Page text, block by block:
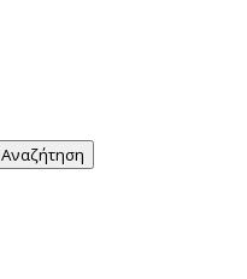
Αναζήτηση